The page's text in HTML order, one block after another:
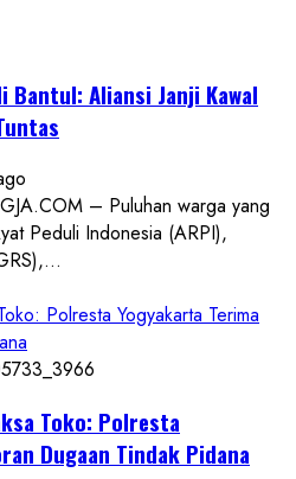
Bantul: Aliansi Janji Kawal
– Puluhan warga yang
Peduli Indonesia (ARPI),
Polresta Yogyakarta Terima
Toko: Polresta
Dugaan Tindak Pidana